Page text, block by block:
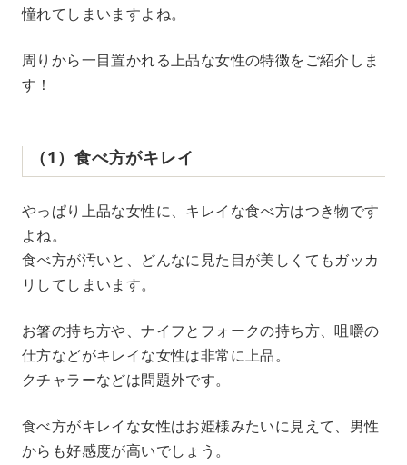
憧れてしまいますよね。
周りから一目置かれる上品な女性の特徴をご紹介しま
す！
（1）食べ方がキレイ
やっぱり上品な女性に、キレイな食べ方はつき物です
よね。
食べ方が汚いと、どんなに見た目が美しくてもガッカ
リしてしまいます。
お箸の持ち方や、ナイフとフォークの持ち方、咀嚼の
仕方などがキレイな女性は非常に上品。
クチャラーなどは問題外です。
食べ方がキレイな女性はお姫様みたいに見えて、男性
からも好感度が高いでしょう。